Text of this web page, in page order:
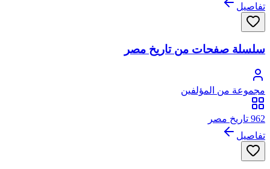
تفاصيل
سلسلة صفحات من تاريخ مصر
مجموعة من المؤلفين
962 تاريخ مصر
تفاصيل